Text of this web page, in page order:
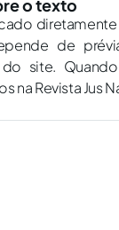
o texto
diretamente
de
site.
na Revista Jus